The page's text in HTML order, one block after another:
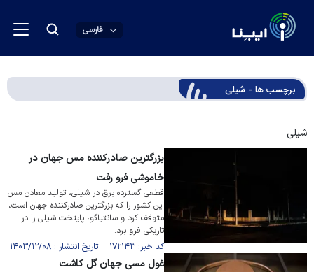
فارسی
برچسب ها - شیلی
شیلی
بزرگترین صادرکننده مس جهان در
خاموشی فرو رفت
قطعی گسترده برق در شیلی، تولید معادن مس
این کشور را که بزرگترین صادرکننده جهان است،
متوقف کرد و سانتیاگو، پایتخت شیلی را در
تاریکی فرو برد.
کد خبر: ۱۷۲۱۴۳ تاریخ انتشار : ۱۴۰۳/۱۲/۰۸
غول مسی جهان گل کاشت